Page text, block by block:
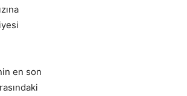
en son